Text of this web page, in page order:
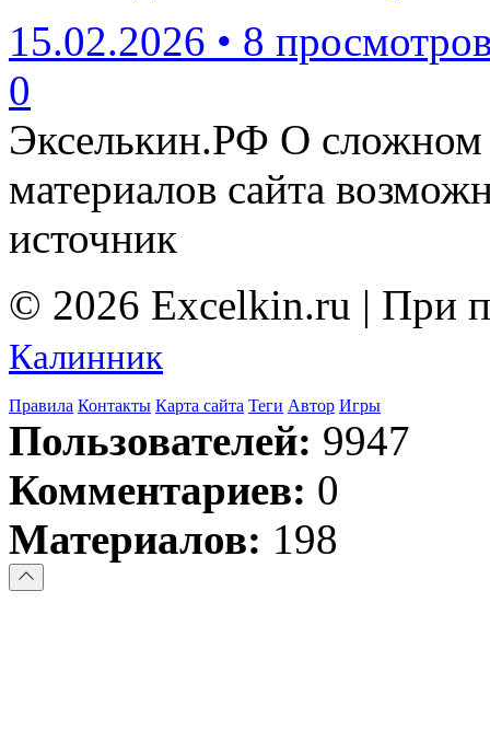
15.02.2026 • 8
0
Экселькин.РФ О сложном
материалов сайта
источник
© 2026 Excelkin.ru | При
Калинник
Правила Контакты Карта сайта Теги Автор Игры
Пользователей: 9947
Комментариев: 0
Материалов: 198